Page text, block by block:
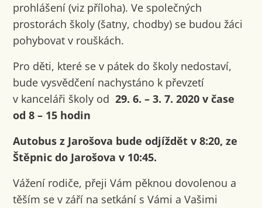
prohlášení (viz příloha). Ve společných
prostorách školy (šatny, chodby) se budou žáci
pohybovat v rouškách.
Pro děti, které se v pátek do školy nedostaví,
bude vysvědčení nachystáno k převzetí
v kanceláři školy od29. 6. – 3. 7. 2020 v čase
od 8 – 15 hodin
Autobus z Jarošova bude odjíždět v 8:20, ze
Štěpnic do Jarošova v 10:45.
Vážení rodiče, přeji Vám pěknou dovolenou a
těším se v září na setkání s Vámi a Vašimi